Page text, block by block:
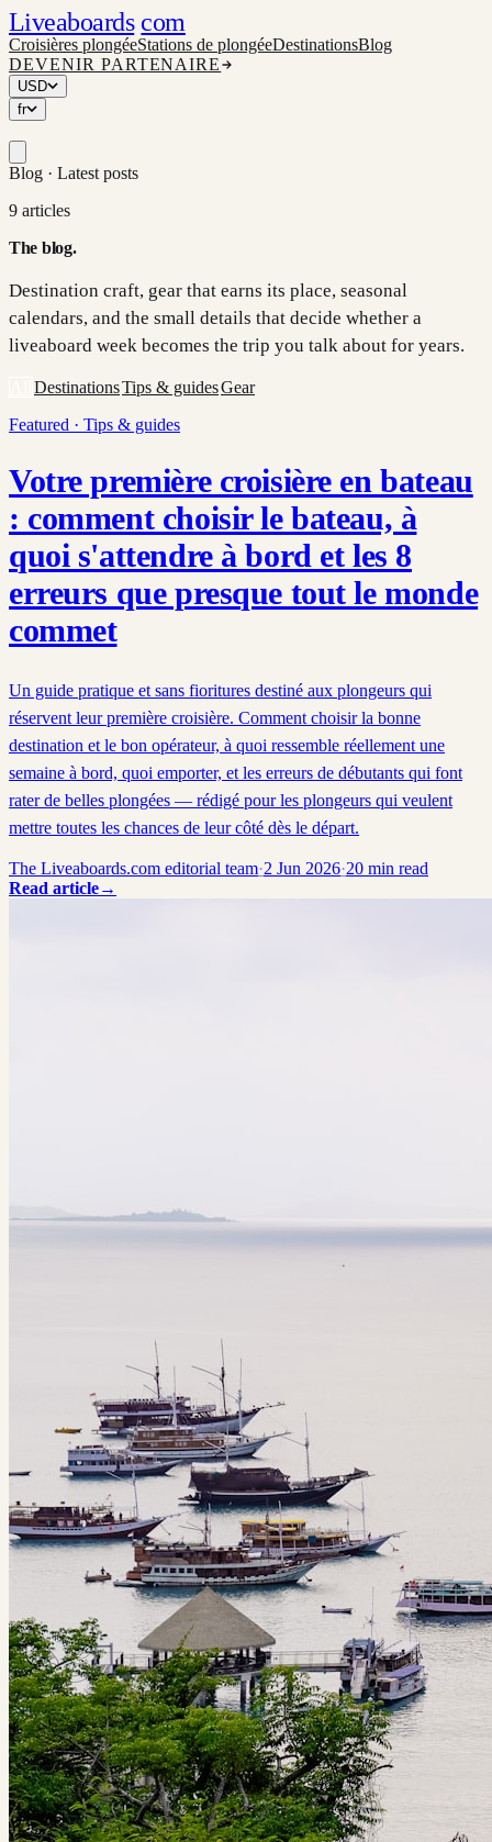
Liveaboards com
Croisières plongéeStations de plongéeDestinationsBlog
DEVENIR PARTENAIRE
USD
fr
Blog · Latest posts
9 articles
The blog.
Destination craft, gear that earns its place, seasonal
calendars, and the small details that decide whether a
liveaboard week becomes the trip you talk about for years.
DestinationsTips & guidesGear
Featured · Tips & guides
Votre première croisière en bateau
: comment choisir le bateau, à
quoi s'attendre à bord et les 8
erreurs que presque tout le monde
commet
Un guide pratique et sans fioritures destiné aux plongeurs qui
réservent leur première croisière. Comment choisir la bonne
destination et le bon opérateur, à quoi ressemble réellement une
semaine à bord, quoi emporter, et les erreurs de débutants qui font
rater de belles plongées — rédigé pour les plongeurs qui veulent
mettre toutes les chances de leur côté dès le départ.
The Liveaboards.com editorial team·2 Jun 2026·20 min read
Read article→